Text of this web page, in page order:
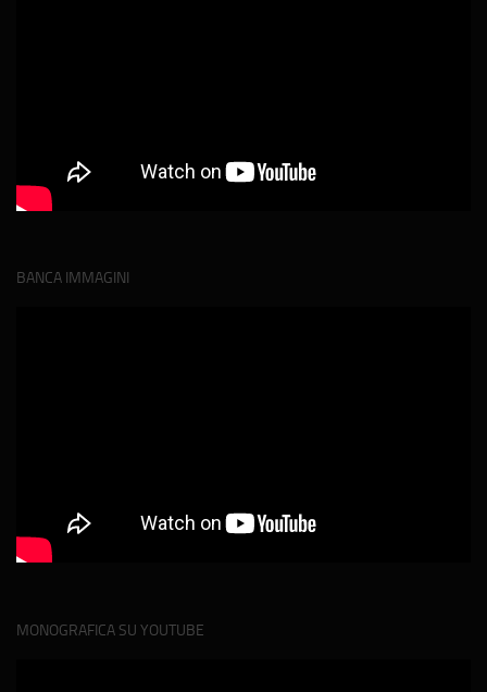
BANCA IMMAGINI
MONOGRAFICA SU YOUTUBE